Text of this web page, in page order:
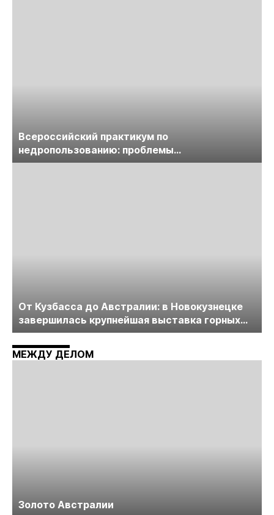
Всероссийский практикум по
недропользованию: проблемы
лицензирования, цифровизации, экспертизы
От Кузбасса до Австралии: в Новокузнецке
завершилась крупнейшая выставка горных
технологий «Недра России. Уголь России и
Майнинг»
МЕЖДУ ДЕЛОМ
Золото Австралии